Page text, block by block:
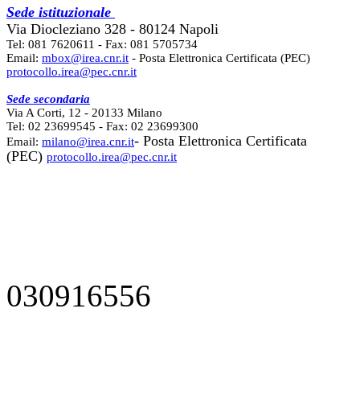
Sede istituzionale
Via Diocleziano 328 - 80124 Napoli
Tel: 081 7620611 - Fax: 081 5705734
Email: mbox@irea.cnr.it - Posta Elettronica Certificata (PEC)
protocollo.irea@pec.cnr.it
Sede secondaria
Via A Corti, 12 - 20133 Milano
Tel: 02 23699545 - Fax: 02 23699300
Email: milano@irea.cnr.it- Posta Elettronica Certificata
(PEC) protocollo.irea@pec.cnr.it
030916556